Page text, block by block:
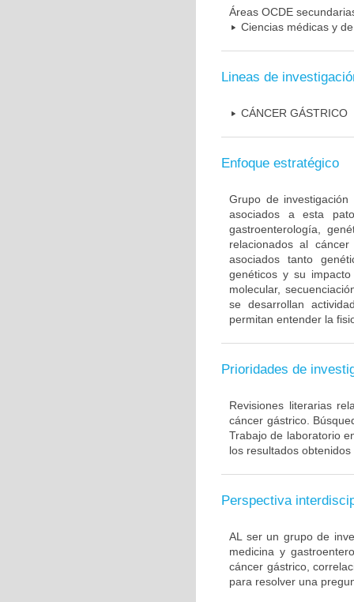
Áreas OCDE
Ciencias médicas y
Lineas de
CÁNCER GÁSTRICO
Enfoque estratégico
Grupo de
asociados a esta
gastroenterología,
relacionados al
asociados tanto
genéticos y su
molecular,
se desarrollan
permitan entender la
Prioridades de
Revisiones literarias
cáncer gástrico.
Trabajo de laboratorio
los resultados
Perspectiva
AL ser un grupo de
medicina y
cáncer gástrico,
para resolver una